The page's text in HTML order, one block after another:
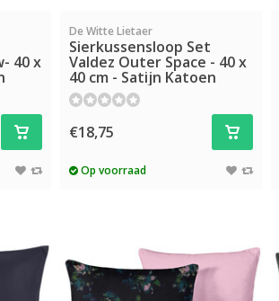
40 x
De Witte Lietaer
Sierkussensloop Set
Valdez Outer Space - 40 x
40 cm - Satijn Katoen
€18,75
Op voorraad